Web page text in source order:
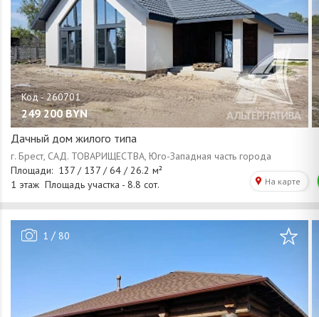
249 200 BYN
Дачный дом жилого типа
1 / 80